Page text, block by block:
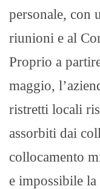
personale, con
riunioni e al
Proprio a
maggio,
ristretti locali
assorbiti dai
collocamento
e impossibile